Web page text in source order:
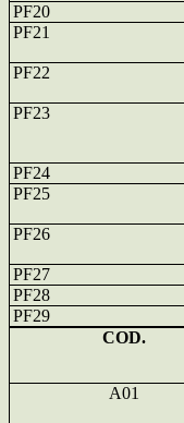
PF20
PF21
PF22
PF23
PF24
PF25
PF26
PF27
PF28
PF29
COD.
A01